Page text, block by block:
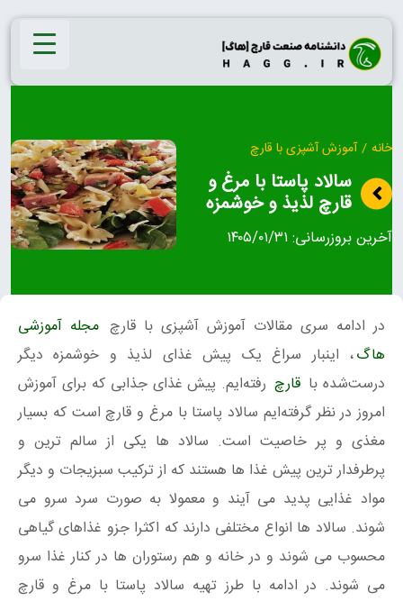
Skip
content
خانه / آموزش آشپزی با قارچ
سالاد پاستا با مرغ و
قارچ لذیذ و خوشمزه
آخرین بروزرسانی: ۱۴۰۵/۰۱/۳۱
در ادامه سری مقالات آموزش آشپزی با قارچ مجله آموزشی
هاگ، اینبار سراغ یک پیش غذای لذیذ و خوشمزه دیگر
درست‌شده با قارچ رفته‌ایم. پیش غذای جذابی که برای آموزش
امروز در نظر گرفته‌ایم سالاد پاستا با مرغ و قارچ است که بسیار
مغذی و پر خاصیت است. سالاد ها یکی از سالم ترین و
پرطرفدار ترین پیش غذا ها هستند که از ترکیب سبزیجات و دیگر
مواد غذایی پدید می آیند و معمولا به صورت سرد سرو می
شوند. سالاد ها انواع مختلفی دارند که اکثرا جزو غذاهای گیاهی
محسوب می شوند و در خانه و هم رستوران ها در کنار غذا سرو
می شوند. در ادامه با طرز تهیه سالاد پاستا با مرغ و قارچ